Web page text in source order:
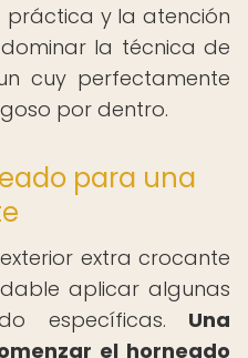
y la atención
la técnica de
cuy perfectamente
por dentro.
para una
extra crocante
aplicar algunas
específicas. Una
el horneado